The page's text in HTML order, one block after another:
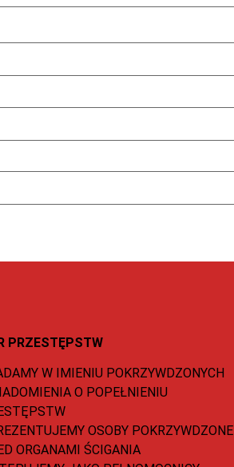
PRZESTĘPSTW
W IMIENIU POKRZYWDZONYCH
O POPEŁNIENIU
OSOBY POKRZYWDZONE
ORGANAMI ŚCIGANIA